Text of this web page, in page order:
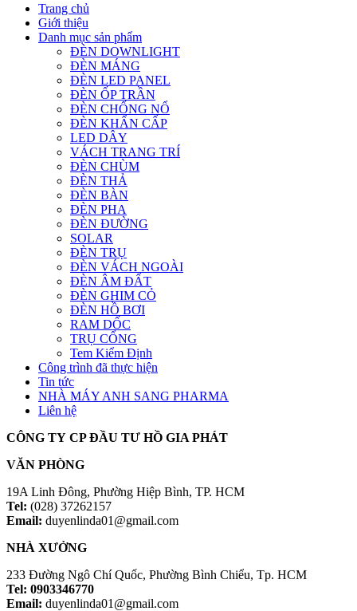
Trang chủ
Giới thiệu
Danh mục sản phẩm
ĐÈN DOWNLIGHT
ĐÈN MÁNG
ĐÈN LED PANEL
ĐÈN ỐP TRẦN
ĐÈN CHỐNG NỔ
ĐÈN KHẨN CẤP
LED DÂY
VÁCH TRANG TRÍ
ĐÈN CHÙM
ĐÈN THẢ
ĐÈN BÀN
ĐÈN PHA
ĐÈN ĐƯỜNG
SOLAR
ĐÈN TRỤ
ĐÈN VÁCH NGOÀI
ĐÈN ÂM ĐẤT
ĐÈN GHIM CỎ
ĐÈN HỒ BƠI
RAM DỐC
TRỤ CỔNG
Tem Kiểm Định
Công trình đã thực hiện
Tin tức
NHÀ MÁY ANH SANG PHARMA
Liên hệ
CÔNG TY CP ĐẦU TƯ HỒ GIA PHÁT
VĂN PHÒNG
19A Linh Đông, Phường Hiệp Bình, TP. HCM
Tel: (028) 37262157
Email: duyenlinda01@gmail.com
NHÀ XƯỞNG
233 Đường Ngô Chí Quốc, Phường Bình Chiểu, Tp. HCM
Tel: 0903346770
Email: duyenlinda01@gmail.com